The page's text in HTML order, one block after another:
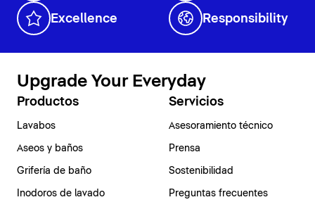
Excellence Responsibility
Upgrade Your Everyday
Productos
Lavabos
Aseos y baños
Grifería de baño
Inodoros de lavado
Servicios
Asesoramiento técnico
Prensa
Sostenibilidad
Preguntas frecuentes